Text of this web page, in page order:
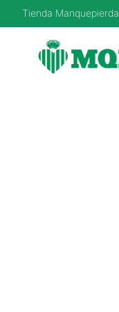
Saltar
al
contenido
Tienda Manquepierda